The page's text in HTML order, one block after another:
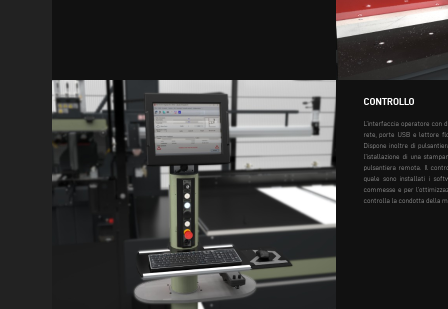
CONTROLLO
L’interfaccia operatore con
rete, porte USB e lettore
Dispone inoltre di
l’istallazione di una
pulsantiera remota.
Il
quale sono installati i
commesse e per
controlla la condotta della